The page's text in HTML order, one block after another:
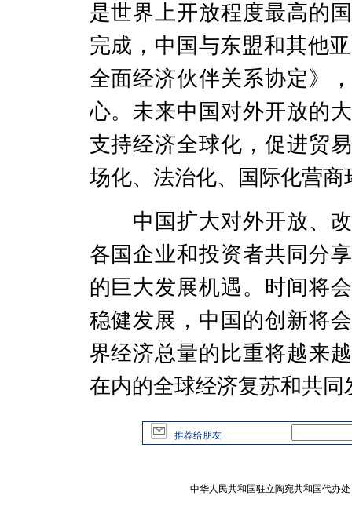
是世界上开放程度最高的
完成 ， 中国与东盟和其他
全面经济伙伴关系协定》
心。未来中国对外开放的
支持经济全球化，促进贸
场化、法治化、国际化营商
中国扩大对外开放、
各国企业和投资者共同分
的巨大发展机遇。 时间将
稳健发展，中国的创新将
界经济总量的比重将越来
在内的全球经济复苏和共
推荐给朋友
中华人民共和国驻立陶宛共和国代办处